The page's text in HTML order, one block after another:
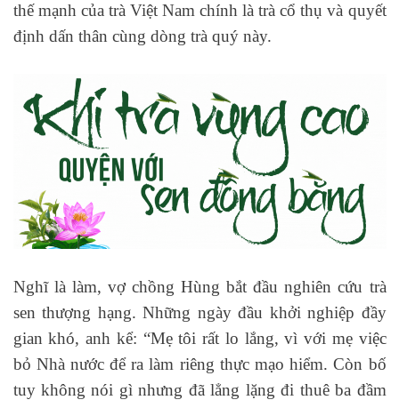
thế mạnh của trà Việt Nam chính là trà cổ thụ và quyết
định dấn thân cùng dòng trà quý này.
Nghĩ là làm, vợ chồng Hùng bắt đầu nghiên cứu trà
sen thượng hạng. Những ngày đầu khởi nghiệp đầy
gian khó, anh kể: “Mẹ tôi rất lo lắng, vì với mẹ việc
bỏ Nhà nước để ra làm riêng thực mạo hiểm. Còn bố
tuy không nói gì nhưng đã lẳng lặng đi thuê ba đầm